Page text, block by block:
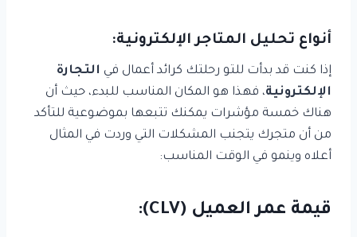
أنواع تحليل المتاجر الإلكترونية:
إذا كنت قد بدأت للتو رحلتك كرائد أعمال في التجارة
الإلكترونية، فهذا هو المكان المناسب للبدء، حيث أن
هناك خمسة مؤشرات يمكنك تتبعها بموضوعية للتأكد
من أن متجرك يتجنب المشكلات التي وردت في المثال
أعلاه وينمو في الوقت المناسب:
قيمة عمر العميل (CLV):